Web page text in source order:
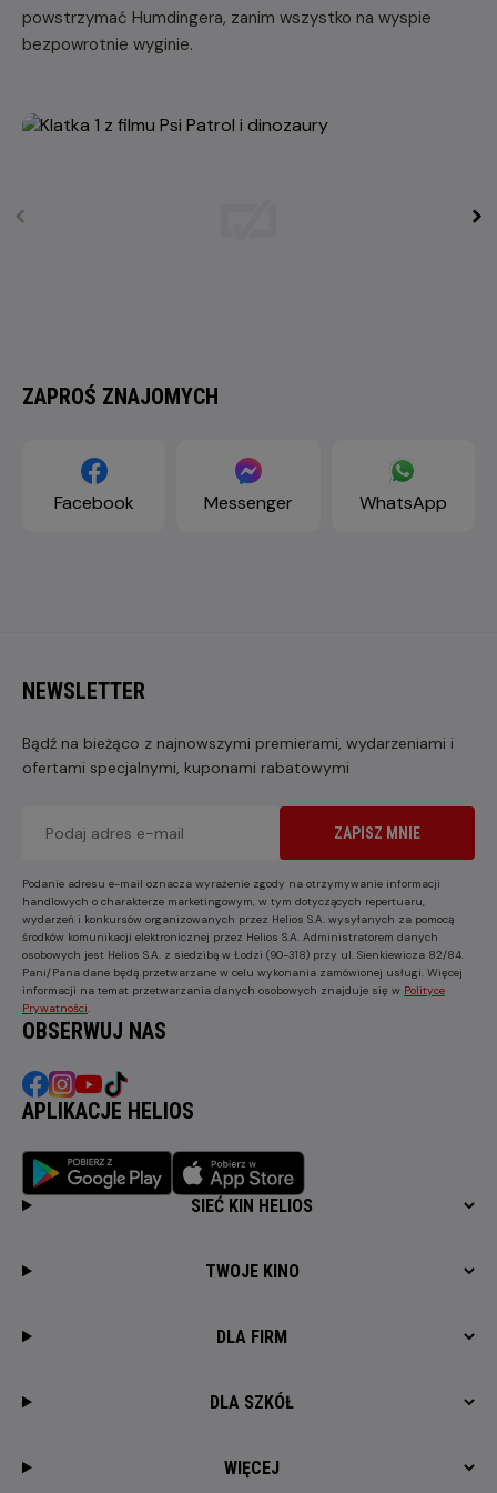
powstrzymać Humdingera, zanim wszystko na wyspie
bezpowrotnie wyginie.
ZAPROŚ ZNAJOMYCH
Facebook Messenger WhatsApp
NEWSLETTER
Bądź na bieżąco z najnowszymi premierami, wydarzeniami i
ofertami specjalnymi, kuponami rabatowymi
ZAPISZ MNIE
Podanie adresu e-mail oznacza wyrażenie zgody na otrzymywanie informacji
handlowych o charakterze marketingowym, w tym dotyczących repertuaru,
wydarzeń i konkursów organizowanych przez Helios S.A. wysyłanych za pomocą
środków komunikacji elektronicznej przez Helios S.A. Administratorem danych
osobowych jest Helios S.A. z siedzibą w Łodzi (90-318) przy ul. Sienkiewicza 82/84.
Pani/Pana dane będą przetwarzane w celu wykonania zamówionej usługi. Więcej
informacji na temat przetwarzania danych osobowych znajduje się w Polityce
Prywatności
OBSERWUJ NAS
APLIKACJE HELIOS
SIEĆ KIN HELIOS
TWOJE KINO
DLA FIRM
DLA SZKÓŁ
WIĘCEJ